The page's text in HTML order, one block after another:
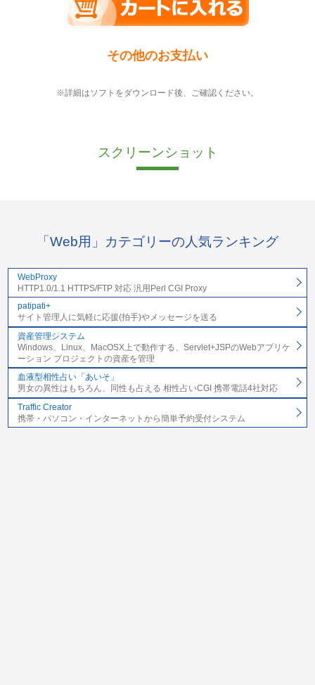
その他のお支払い
※詳細はソフトをダウンロード後、ご確認ください。
スクリーンショット
「Web用」カテゴリーの人気ランキング
WebProxy
HTTP1.0/1.1 HTTPS/FTP 対応 汎用Perl CGI Proxy
patipati+
サイト管理人に気軽に応援(拍手)やメッセージを送る
資産管理システム
Windows、Linux、MacOSX上で動作する、Servlet+JSPのWebアプリケ
ーション プロジェクトの資産を管理
血液型相性占い「あいそ」
男女の異性はもちろん、同性も占える 相性占いCGI 携帯電話4社対応
Traffic Creator
携帯・パソコン・インターネットから簡単予約受付システム